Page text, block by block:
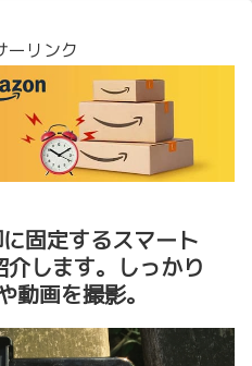
ーリンク
固定するスマート
します。しっかり
動画を撮影。